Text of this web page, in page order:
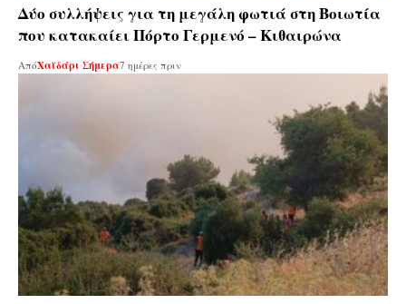
Δύο συλλήψεις για τη μεγάλη φωτιά στη Βοιωτία
που κατακαίει Πόρτο Γερμενό – Κιθαιρώνα
ΑπόΧαϊδάρι Σήμερα7 ημέρες πριν